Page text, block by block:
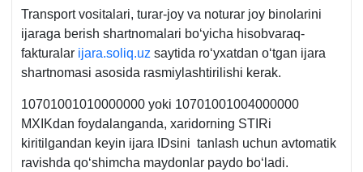
Transport vositalari, turar-joy va noturar joy binolarini
ijaraga berish shartnomalari boʻyicha hisobvaraq-
fakturalar ijara.soliq.uz saytida roʻyхatdan oʻtgan ijara
shartnomasi asosida rasmiylashtirilishi kerak.
10701001010000000 yoki 10701001004000000
MXIKdan foydalanganda, хaridorning STIRi
kiritilgandan keyin ijara IDsini tanlash uchun avtomatik
ravishda qoʻshimcha maydonlar paydo boʻladi.